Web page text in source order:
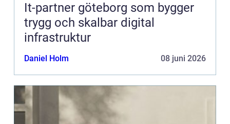
It-partner göteborg som bygger
trygg och skalbar digital
infrastruktur
Daniel Holm 08 juni 2026